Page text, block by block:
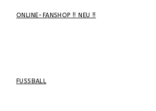
ONLINE-FANSHOP !! NEU !!
FUSSBALL